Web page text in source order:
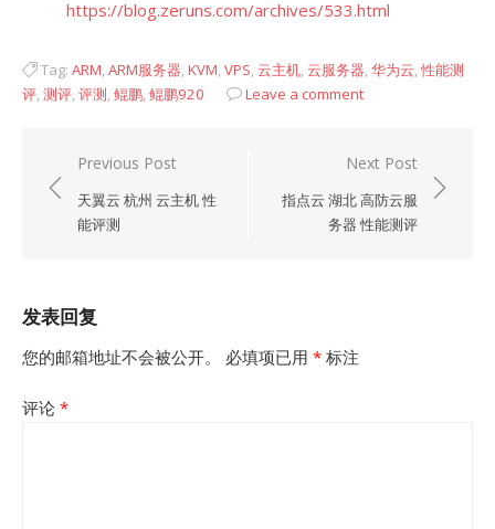
https://blog.zeruns.com/archives/533.html
Tag: ARM,ARM服务器,KVM,VPS,云主机,云服务器,华为云,性能测
评,测评,评测,鲲鹏,鲲鹏920 Leave a comment
章
Previous Post
天翼云 杭州 云主机 性
能评测
Next Post
指点云 湖北 高防云服
务器 性能测评
发表回复
您的邮箱地址不会被公开。
必填项已用 * 标注
评论 *